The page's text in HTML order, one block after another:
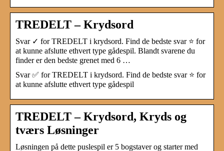
TREDELT – Krydsord
Svar ✓ for TREDELT i krydsord. Find de bedste svar ⭐ for
at kunne afslutte ethvert type gådespil. Blandt svarene du
finder er den bedste grenet med 6 …
Svar ✅ for TREDELT i krydsord. Find de bedste svar ⭐ for
at kunne afslutte ethvert type gådespil
TREDELT – Krydsord, Kryds og
tværs Løsninger
Løsningen på dette puslespil er 5 bogstaver og starter med